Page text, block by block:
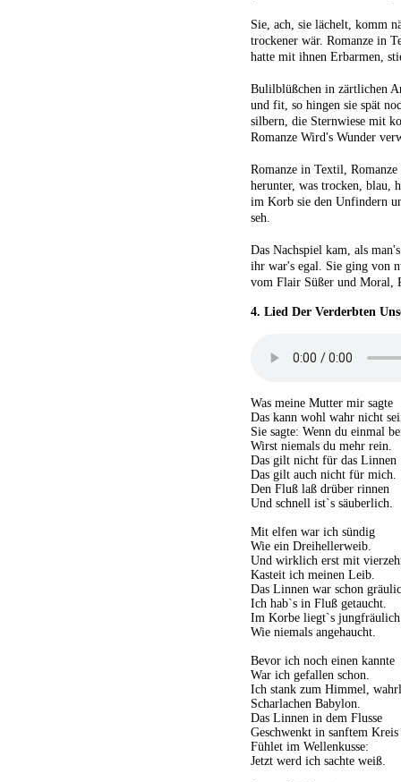
Sie, ach, sie lächelt, komm
trockener wär. Romanze in
hatte mit ihnen Erbarmen,
Bulilblüßchen in zärtlichen
und fit, so hingen sie spät
silbern, die Sternwiese mit
Romanze Wird's Wunder
Romanze in Textil,
herunter, was trocken, blau,
im Korb sie den Unfindern
seh.
Das Nachspiel kam, als
ihr war's egal. Sie ging von
vom Flair Süßer und Moral,
4. Lied Der Verderbten
Was meine Mutter mir sagte
Das kann wohl wahr nicht
Sie sagte: Wenn du einmal
Wirst niemals du mehr rein.
Das gilt nicht für das Linnen
Das gilt auch nicht für mich.
Den Fluß laß drüber rinnen
Und schnell ist`s säuberlich.
Mit elfen war ich sündig
Wie ein Dreihellerweib.
Und wirklich erst mit
Kasteit ich meinen Leib.
Das Linnen war schon
Ich hab`s in Fluß getaucht.
Im Korbe liegt`s jungfräulich
Wie niemals angehaucht.
Bevor ich noch einen kannte
War ich gefallen schon.
Ich stank zum Himmel,
Scharlachen Babylon.
Das Linnen in dem Flusse
Geschwenkt in sanftem Kreis
Fühlet im Wellenkusse:
Jetzt werd ich sachte weiß.